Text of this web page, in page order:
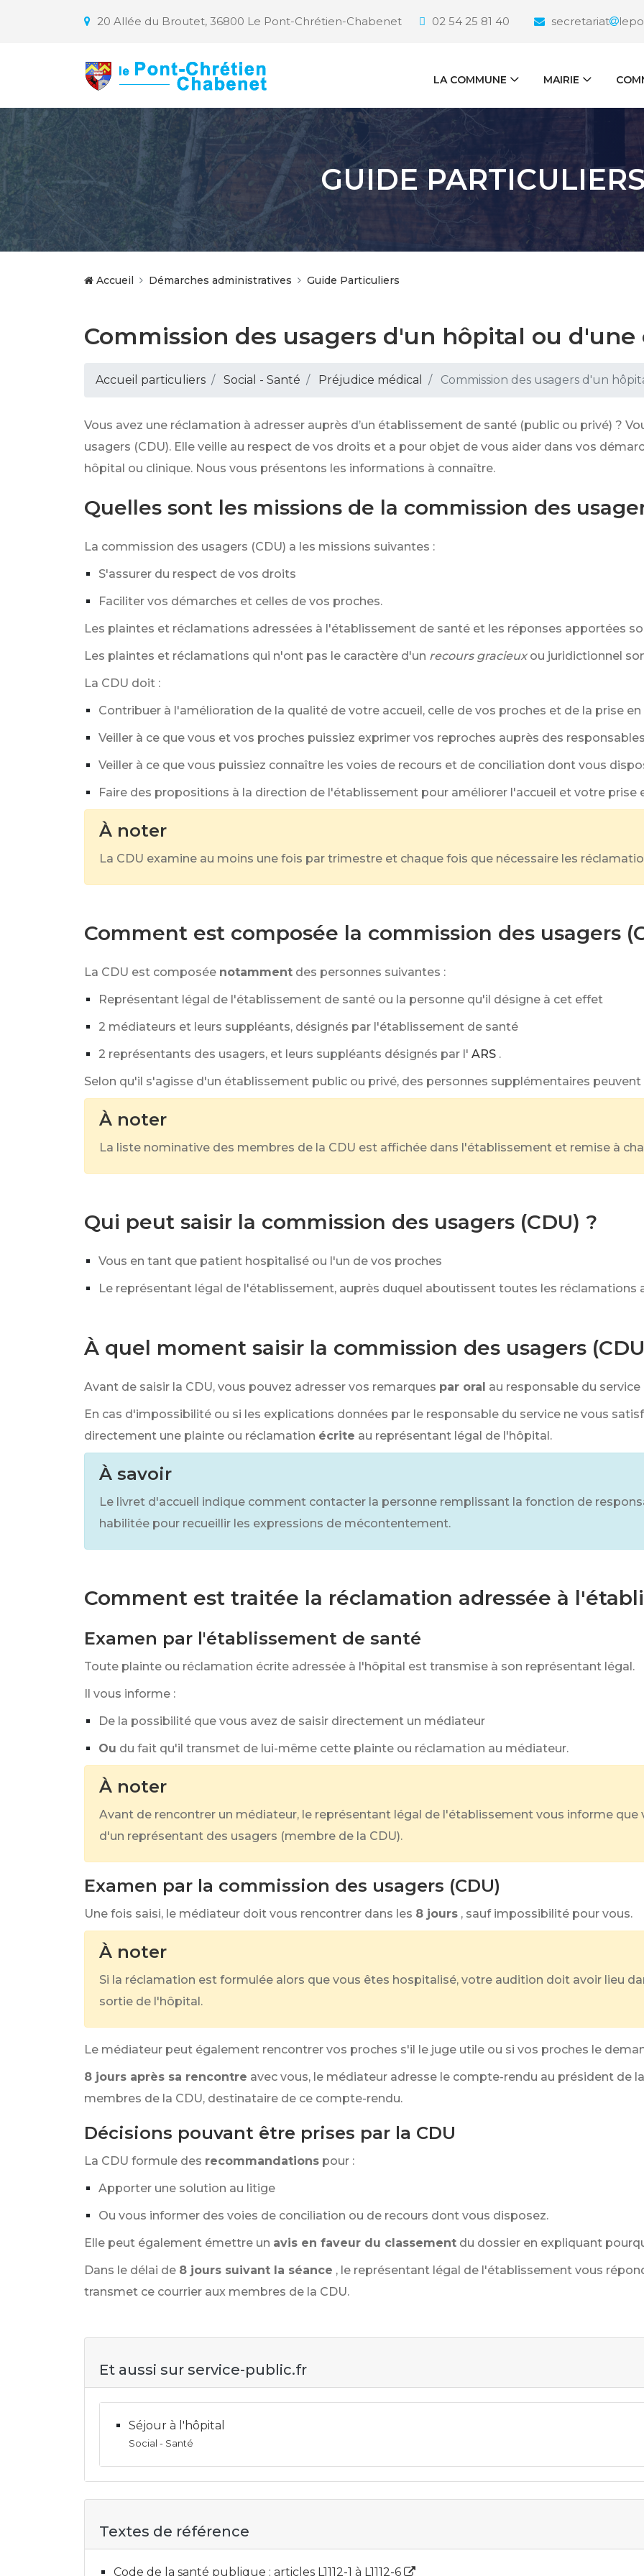
20 Allée du Broutet, 36800 Le Pont-Chrétien-Chabenet 02 54 25 81 40 secretariat
LA COMMUNE MAIRIE
GUIDE PARTICULIERS
Accueil Démarches administratives Guide Particuliers
Commission des usagers d'un hôpital ou
Accueil particuliers Social - Santé Préjudice médical Commission des usagers d'un
Vous avez une réclamation à adresser auprès d’un établissement de santé (public ou privé) ?
usagers (CDU). Elle veille au respect de vos droits et a pour objet de vous aider dans vos
hôpital ou clinique. Nous vous présentons les informations à connaître.
Quelles sont les missions de la commission des
La commission des usagers (CDU) a les missions suivantes :
S'assurer du respect de vos droits
Faciliter vos démarches et celles de vos proches.
Les plaintes et réclamations adressées à l'établissement de santé et les réponses apportées
Les plaintes et réclamations qui n'ont pas le caractère d'un recours gracieux ou juridictionnel
La CDU doit :
Contribuer à l'amélioration de la qualité de votre accueil, celle de vos proches et de la prise en
Veiller à ce que vous et vos proches puissiez exprimer vos reproches auprès des
Veiller à ce que vous puissiez connaître les voies de recours et de conciliation dont vous
Faire des propositions à la direction de l'établissement pour améliorer l'accueil et votre prise
À noter
La CDU examine au moins une fois par trimestre et chaque fois que nécessaire les
Comment est composée la commission des usagers
La CDU est composée notamment des personnes suivantes :
Représentant légal de l'établissement de santé ou la personne qu'il désigne à cet effet
2 médiateurs et leurs suppléants, désignés par l'établissement de santé
2 représentants des usagers, et leurs suppléants désignés par l' ARS .
Selon qu'il s'agisse d'un établissement public ou privé, des personnes supplémentaires
À noter
La liste nominative des membres de la CDU est affichée dans l'établissement et remise à
Qui peut saisir la commission des usagers (CDU) ?
Vous en tant que patient hospitalisé ou l'un de vos proches
Le représentant légal de l'établissement, auprès duquel aboutissent toutes les réclamations
À quel moment saisir la commission des usagers
Avant de saisir la CDU, vous pouvez adresser vos remarques par oral au responsable du
En cas d'impossibilité ou si les explications données par le responsable du service ne vous
directement une plainte ou réclamation écrite au représentant légal de l'hôpital.
À savoir
Le livret d'accueil indique comment contacter la personne remplissant la fonction de
habilitée pour recueillir les expressions de mécontentement.
Comment est traitée la réclamation adressée à
Examen par l'établissement de santé
Toute plainte ou réclamation écrite adressée à l'hôpital est transmise à son représentant légal.
Il vous informe :
De la possibilité que vous avez de saisir directement un médiateur
Ou du fait qu'il transmet de lui-même cette plainte ou réclamation au médiateur.
À noter
Avant de rencontrer un médiateur, le représentant légal de l'établissement vous informe
d'un représentant des usagers (membre de la CDU).
Examen par la commission des usagers (CDU)
Une fois saisi, le médiateur doit vous rencontrer dans les 8 jours , sauf impossibilité pour vous.
À noter
Si la réclamation est formulée alors que vous êtes hospitalisé, votre audition doit avoir lieu
sortie de l'hôpital.
Le médiateur peut également rencontrer vos proches s'il le juge utile ou si vos proches le
8 jours après sa rencontre avec vous, le médiateur adresse le compte-rendu au président de
membres de la CDU, destinataire de ce compte-rendu.
Décisions pouvant être prises par la CDU
La CDU formule des recommandations pour :
Apporter une solution au litige
Ou vous informer des voies de conciliation ou de recours dont vous disposez.
Elle peut également émettre un avis en faveur du classement du dossier en expliquant
Dans le délai de 8 jours suivant la séance , le représentant légal de l'établissement vous
transmet ce courrier aux membres de la CDU.
Et aussi sur service-public.fr
Séjour à l'hôpital
Social - Santé
Textes de référence
Code de la santé publique : articles L1112-1 à L1112-6